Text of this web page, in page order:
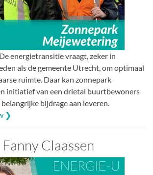
energietransitie vraagt, zeker in
als de gemeente Utrecht, om optimaal
ruimte. Daar kan zonnepark
initiatief van een drietal buurtbewoners
bijdrage aan leveren.
❯
Claassen